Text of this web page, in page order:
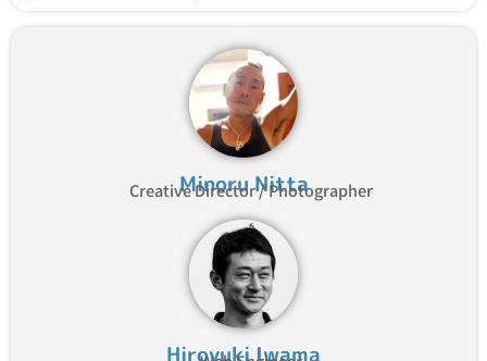
Minoru Nitta
Creative Director / Photographer
Hiroyuki Iwama